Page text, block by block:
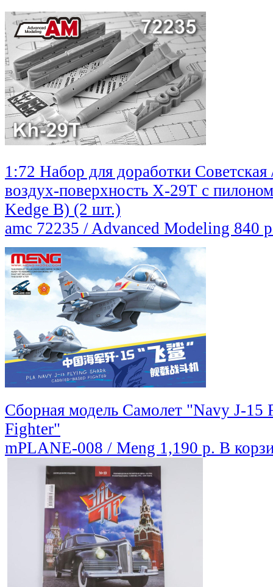
1:72 Набор для доработки Советская
воздух-поверхность Х-29Т с
Kedge B) (2 шт.)
amc 72235 / Advanced Modeling 840
Сборная модель Самолет "Navy J-15
Fighter"
mPLANE-008 / Meng 1,190 р. В